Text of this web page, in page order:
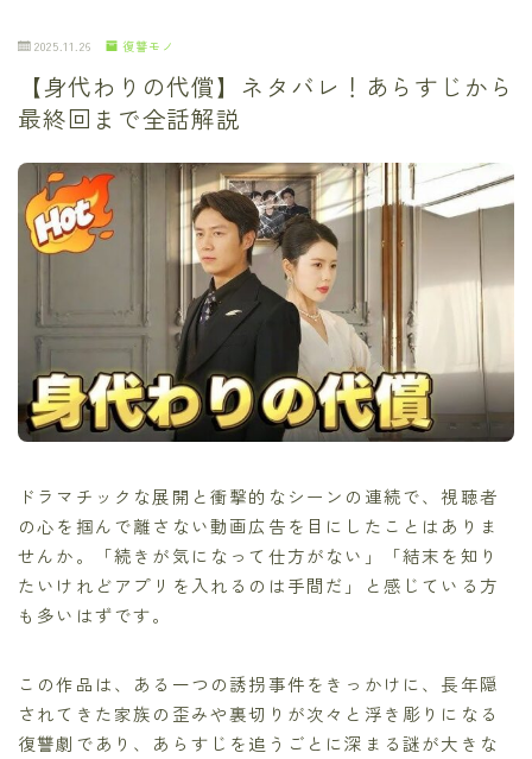
2025.11.26 復讐モノ
【身代わりの代償】ネタバレ！あらすじから
最終回まで全話解説
ドラマチックな展開と衝撃的なシーンの連続で、視聴者
の心を掴んで離さない動画広告を目にしたことはありま
せんか。「続きが気になって仕方がない」「結末を知り
たいけれどアプリを入れるのは手間だ」と感じている方
も多いはずです。
この作品は、ある一つの誘拐事件をきっかけに、長年隠
されてきた家族の歪みや裏切りが次々と浮き彫りになる
復讐劇であり、あらすじを追うごとに深まる謎が大きな